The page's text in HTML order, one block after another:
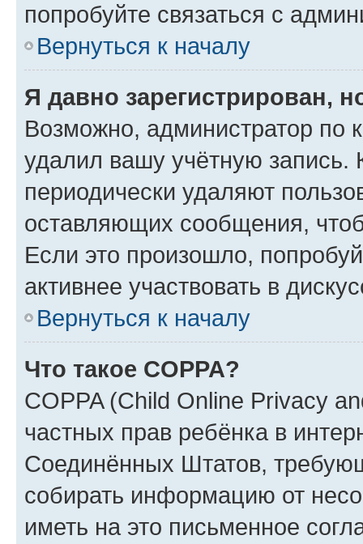
попробуйте связаться с
Вернуться к началу
Я давно зарегистрирован,
Возможно, администратор по
удалил вашу учётную запись.
периодически удаляют
оставляющих сообщения,
Если это произошло,
активнее участвовать в
Вернуться к началу
Что такое COPPA?
COPPA (Child Online Privacy
частных прав ребёнка в
Соединённых Штатов,
собирать информацию от
иметь на это письменное